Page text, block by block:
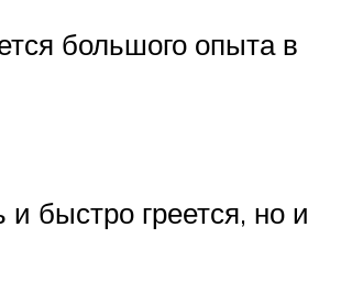
большого опыта в
быстро греется, но и